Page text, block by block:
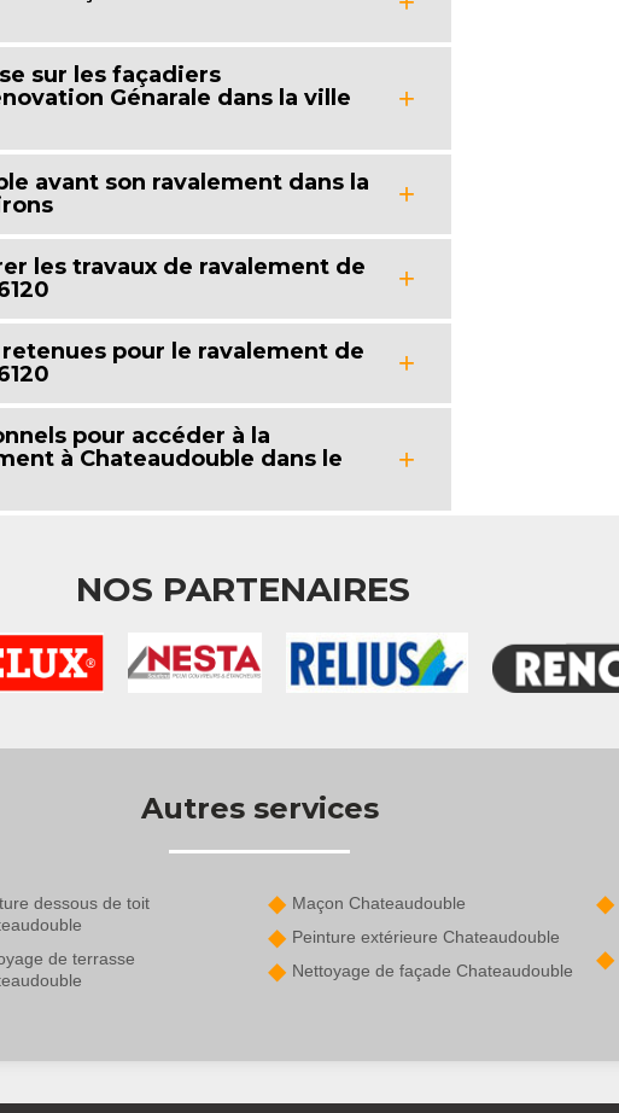
sur les façadiers
Génarale dans la ville
avant son ravalement dans la
les travaux de ravalement de
pour le ravalement de
pour accéder à la
à Chateaudouble dans le
NOS PARTENAIRES
Autres services
dessous de toit
de terrasse
Maçon Chateaudouble
Peinture extérieure Chateaudouble
Nettoyage de façade Chateaudouble